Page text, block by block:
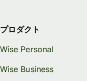
プロダクト
Wise Personal
Wise Business